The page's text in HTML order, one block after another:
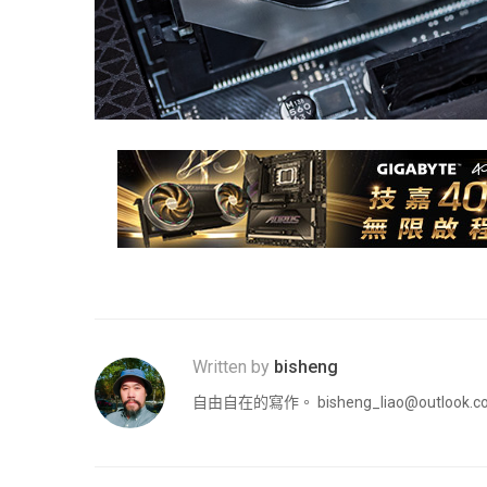
Written by bisheng
自由自在的寫作。